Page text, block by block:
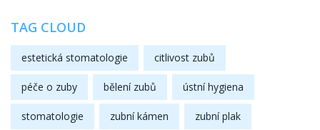
TAG CLOUD
estetická stomatologie citlivost zubů
péče o zuby bělení zubů ústní hygiena
stomatologie zubní kámen zubní plak